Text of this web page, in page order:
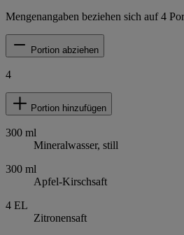
Mengenangaben beziehen sich auf4
Portion abziehen
4
Portion hinzufügen
300 ml
Mineralwasser, still
300 ml
Apfel-Kirschsaft
4 EL
Zitronensaft